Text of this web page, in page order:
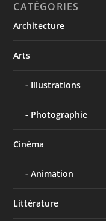
CATÉGORIES
Architecture
Arts
Illustrations
Photographie
Cinéma
Animation
Littérature